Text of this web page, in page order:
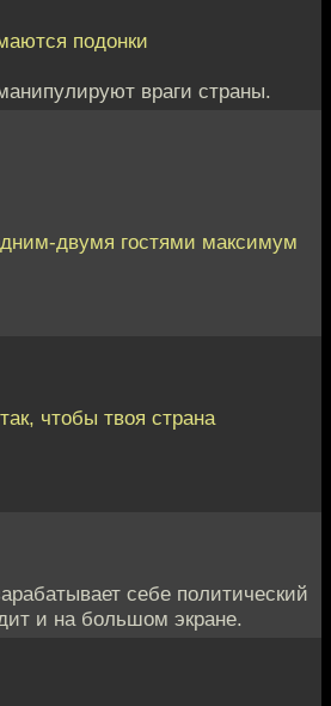
подонки
враги страны.
двумя гостями максимум
чтобы твоя страна
себе политический
и на большом экране.